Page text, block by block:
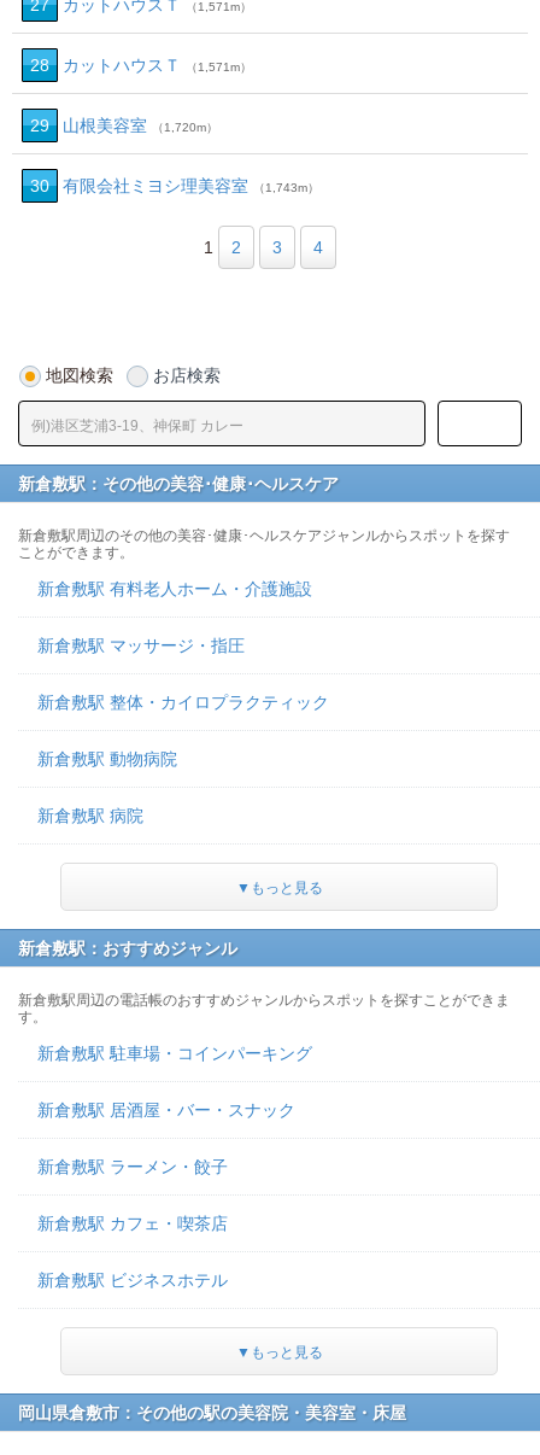
27 カットハウスＴ （1,571m）
28 カットハウスＴ （1,571m）
29 山根美容室 （1,720m）
30 有限会社ミヨシ理美容室 （1,743m）
1 2 3 4
地図検索 お店検索
新倉敷駅：その他の美容･健康･ヘルスケア
新倉敷駅周辺のその他の美容･健康･ヘルスケアジャンルからスポットを探す
ことができます。
新倉敷駅 有料老人ホーム・介護施設
新倉敷駅 マッサージ・指圧
新倉敷駅 整体・カイロプラクティック
新倉敷駅 動物病院
新倉敷駅 病院
▼もっと見る
新倉敷駅：おすすめジャンル
新倉敷駅周辺の電話帳のおすすめジャンルからスポットを探すことができま
す。
新倉敷駅 駐車場・コインパーキング
新倉敷駅 居酒屋・バー・スナック
新倉敷駅 ラーメン・餃子
新倉敷駅 カフェ・喫茶店
新倉敷駅 ビジネスホテル
▼もっと見る
岡山県倉敷市：その他の駅の美容院・美容室・床屋